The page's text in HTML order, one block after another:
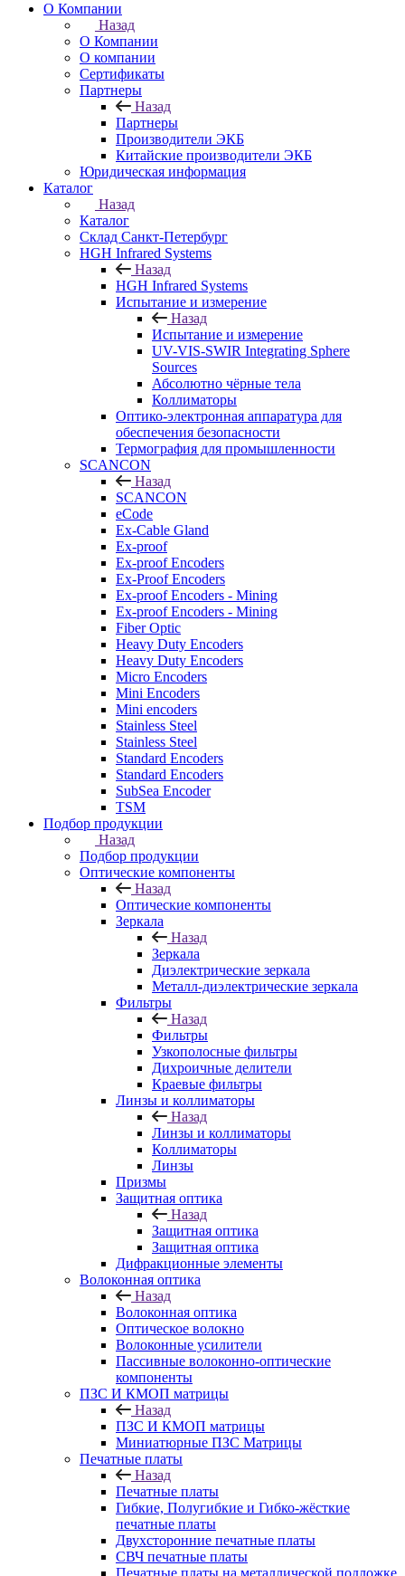
О Компании
Назад
О Компании
О компании
Сертификаты
Партнеры
Назад
Партнеры
Производители ЭКБ
Китайские производители ЭКБ
Юридическая информация
Каталог
Назад
Каталог
Cклад Санкт-Петербург
HGH Infrared Systems
Назад
HGH Infrared Systems
Испытание и измерение
Назад
Испытание и измерение
UV-VIS-SWIR Integrating Sphere
Sources
Абсолютно чёрные тела
Коллиматоры
Оптико-электронная аппаратура для
обеспечения безопасности
Термография для промышленности
SCANCON
Назад
SCANCON
eCode
Ex-Cable Gland
Ex-proof
Ex-proof Encoders
Ex-Proof Encoders
Ex-proof Encoders - Mining
Ex-proof Encoders - Mining
Fiber Optic
Heavy Duty Encoders
Heavy Duty Encoders
Micro Encoders
Mini Encoders
Mini encoders
Stainless Steel
Stainless Steel
Standard Encoders
Standard Encoders
SubSea Encoder
TSM
Подбор продукции
Назад
Подбор продукции
Оптические компоненты
Назад
Оптические компоненты
Зеркала
Назад
Зеркала
Диэлектрические зеркала
Металл-диэлектрические зеркала
Фильтры
Назад
Фильтры
Узкополосные фильтры
Дихроичные делители
Краевые фильтры
Линзы и коллиматоры
Назад
Линзы и коллиматоры
Коллиматоры
Линзы
Призмы
Защитная оптика
Назад
Защитная оптика
Защитная оптика
Дифракционные элементы
Волоконная оптика
Назад
Волоконная оптика
Оптическое волокно
Волоконные усилители
Пассивные волоконно-оптические
компоненты
ПЗС И КМОП матрицы
Назад
ПЗС И КМОП матрицы
Миниатюрные ПЗС Матрицы
Печатные платы
Назад
Печатные платы
Гибкие, Полугибкие и Гибко-жёсткие
печатные платы
Двухсторонние печатные платы
СВЧ печатные платы
Печатные платы на металлической подложке